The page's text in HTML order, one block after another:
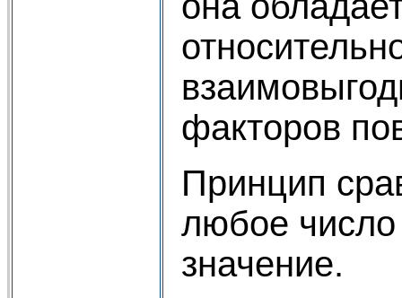
факторов
Принцип
любое
значение.